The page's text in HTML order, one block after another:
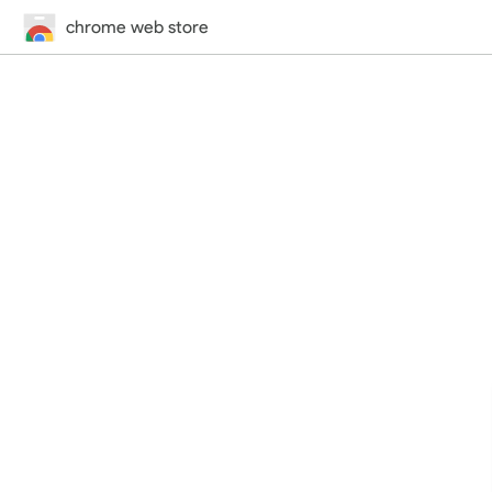
chrome web store